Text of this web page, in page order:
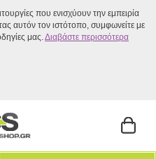
που ενισχύουν την εμπειρία
αυτόν τον ιστότοπο, συμφωνείτε με
μας.Διαβάστε περισσότερα